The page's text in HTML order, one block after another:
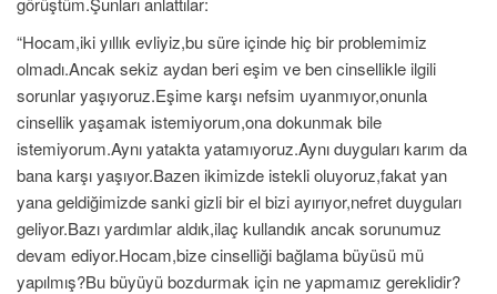
“Hocam,iki yıllık evliyiz,bu süre içinde hiç bir problemimiz
olmadı.Ancak sekiz aydan beri eşim ve ben cinsellikle ilgili
sorunlar yaşıyoruz.Eşime karşı nefsim uyanmıyor,onunla
cinsellik yaşamak istemiyorum,ona dokunmak bile
istemiyorum.Aynı yatakta yatamıyoruz.Aynı duyguları karım da
bana karşı yaşıyor.Bazen ikimizde istekli oluyoruz,fakat yan
yana geldiğimizde sanki gizli bir el bizi ayırıyor,nefret duyguları
geliyor.Bazı yardımlar aldık,ilaç kullandık ancak sorunumuz
devam ediyor.Hocam,bize cinselliği bağlama büyüsü mü
yapılmış?Bu büyüyü bozdurmak için ne yapmamız gereklidir?